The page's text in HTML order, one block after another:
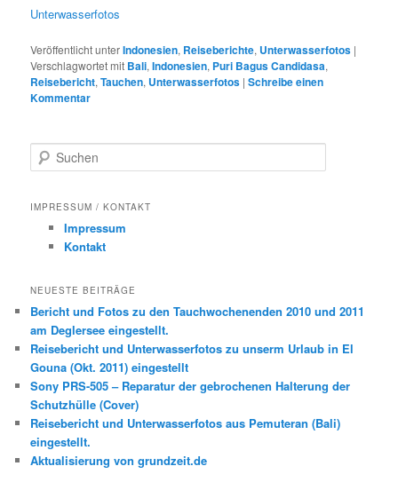
Unterwasserfotos
Veröffentlicht unterIndonesien, Reiseberichte, Unterwasserfotos |
Verschlagwortet mit Bali,Indonesien, Puri Bagus Candidasa,
Reisebericht,Tauchen, Unterwasserfotos |Schreibe einen
Kommentar
u
h
IMPRESSUM / KONTAKT
Impressum
Kontakt
NEUESTE BEITRÄGE
Bericht und Fotos zu den Tauchwochenenden 2010 und 2011
am Deglersee eingestellt.
Reisebericht und Unterwasserfotos zu unserm Urlaub in El
Gouna (Okt. 2011) eingestellt
Sony PRS-505 – Reparatur der gebrochenen Halterung der
Schutzhülle (Cover)
Reisebericht und Unterwasserfotos aus Pemuteran (Bali)
eingestellt.
Aktualisierung von grundzeit.de